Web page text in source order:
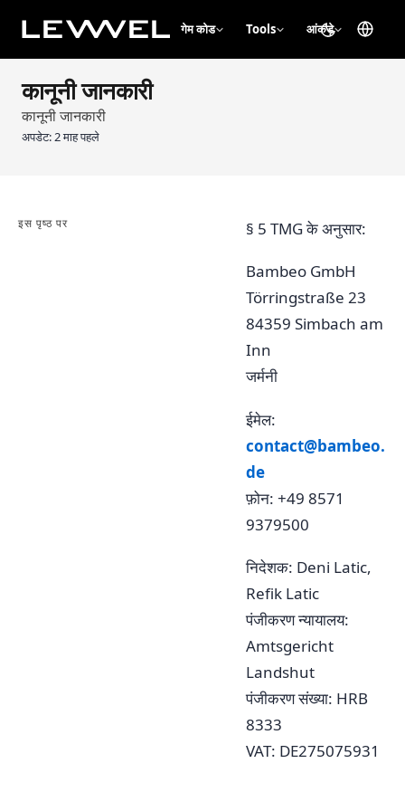
गेम कोड Tools आंकड़े
कानूनी जानकारी
कानूनी जानकारी
अपडेट:2 माह पहले
इस पृष्ठ पर § 5 TMG के अनुसार:
Bambeo GmbH
Törringstraße 23
84359 Simbach am
Inn
जर्मनी
ईमेल:
contact@bambeo.
de
फ़ोन: +49 8571
9379500
निदेशक: Deni Latic,
Refik Latic
पंजीकरण न्यायालय:
Amtsgericht
Landshut
पंजीकरण संख्या: HRB
8333
VAT: DE275075931